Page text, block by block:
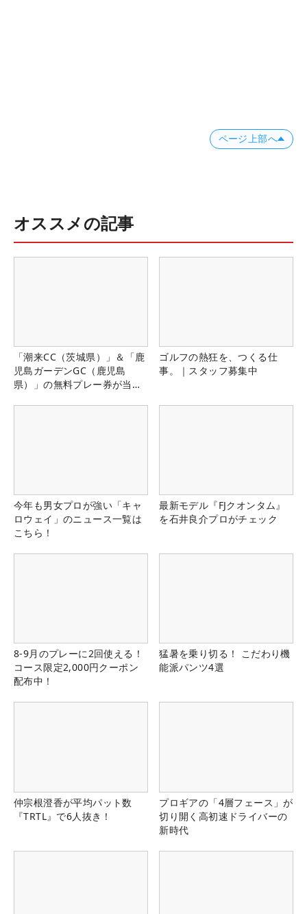
ページ上部へ
オススメの記事
「潮来CC（茨城県）」＆「鹿
児島ガーデンGC（鹿児島
県）」の無料プレー券が当た
ゴルフの熱狂を、つくる仕
事。｜スタッフ募集中
今年も男女プロが強い「キャ
ロウェイ」のニュース一覧は
こちら！
最新モデル『FJクオンタム』
を石井良介プロがチェック
8-9月のプレーに2回使える！
コース限定2,000円クーポン
配布中！
猛暑を乗り切る！ こだわり機
能派パンツ4選
仲宗根澄香が平均パット数
『TRTL』で6人抜き！
プロギアの「4層フェース」が
切り開く高初速ドライバーの
新時代